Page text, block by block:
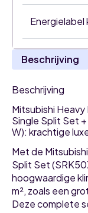
Energielabel
Beschrijving
Beschrijving
Mitsubishi
Single Split Set
W): krachtige
Met de
Split Set
hoogwaardige
m², zoals een
Deze complete